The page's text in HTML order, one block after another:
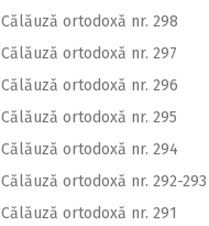
Călăuză ortodoxă nr. 298
Călăuză ortodoxă nr. 297
Călăuză ortodoxă nr. 296
Călăuză ortodoxă nr. 295
Călăuză ortodoxă nr. 294
Călăuză ortodoxă nr. 292-293
Călăuză ortodoxă nr. 291